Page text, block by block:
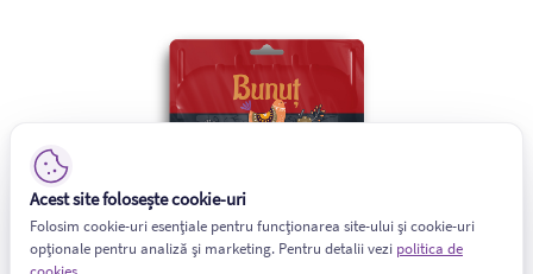
Acest site folosește cookie-uri
Folosim cookie-uri esențiale pentru funcționarea site-ului și cookie-uri
opționale pentru analiză și marketing. Pentru detalii vezi politica de